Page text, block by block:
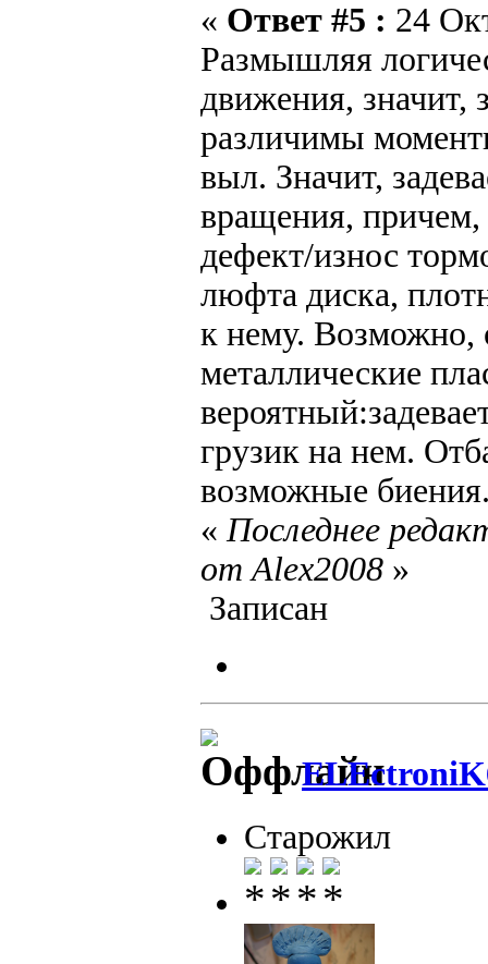
« Ответ #5 : 24
Размышляя
движения, значит,
различимы
выл. Значит,
вращения, причем,
дефект/износ
люфта диска,
к нему. Возможно,
металлические
грузик на нем.
возможные
«Последнее
от Alex2008 »
Записан
Старожил